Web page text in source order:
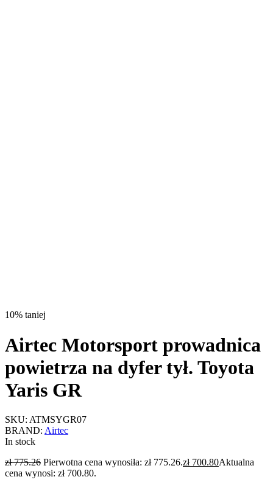
10% taniej
Airtec Motorsport prowadnica
powietrza na dyfer tył. Toyota
Yaris GR
SKU: ATMSYGR07
BRAND: Airtec
In stock
zł775.26 Pierwotna cena wynosiła: zł 775.26.zł700.80Aktualna
cena wynosi: zł 700.80.